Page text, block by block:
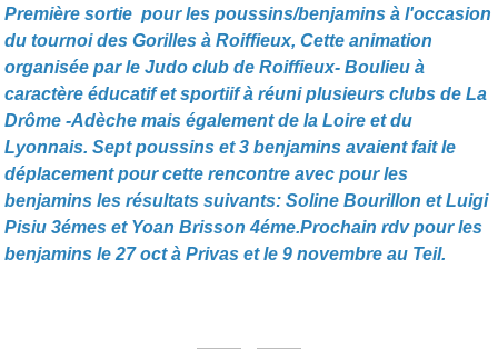
Première sortie pour les poussins/benjamins à l'occasion
du tournoi des Gorilles à Roiffieux, Cette animation
organisée par le Judo club de Roiffieux- Boulieu à
caractère éducatif et sportiif à réuni plusieurs clubs de La
Drôme -Adèche mais également de la Loire et du
Lyonnais. Sept poussins et 3 benjamins avaient fait le
déplacement pour cette rencontre avec pour les
benjamins les résultats suivants: Soline Bourillon et Luigi
Pisiu 3émes et Yoan Brisson 4éme.Prochain rdv pour les
benjamins le 27 oct à Privas et le 9 novembre au Teil.